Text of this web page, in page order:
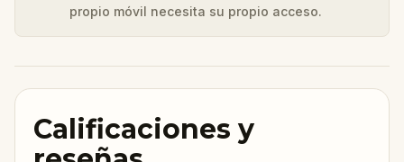
propio móvil necesita su propio acceso.
Calificaciones y